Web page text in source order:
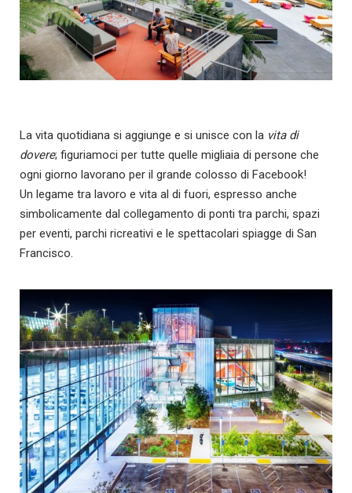
La vita quotidiana si aggiunge e si unisce con la vita di
dovere; figuriamoci per tutte quelle migliaia di persone che
ogni giorno lavorano per il grande colosso di Facebook!
Un legame tra lavoro e vita al di fuori, espresso anche
simbolicamente dal collegamento di ponti tra parchi, spazi
per eventi, parchi ricreativi e le spettacolari spiagge di San
Francisco.